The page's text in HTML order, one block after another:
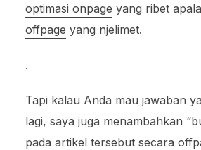
optimasi onpage yang ribet
offpage yang njelimet.
.
Tapi kalau Anda mau jawaban
lagi, saya juga menambahkan
pada artikel tersebut secara